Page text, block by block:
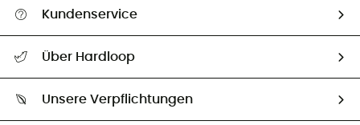
Kundenservice
Größentabelle
Über Hardloop
Unsere Verpflichtungen